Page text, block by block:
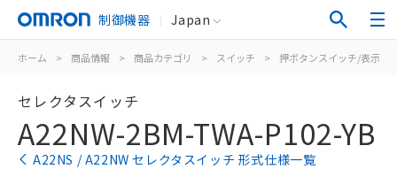
制御機器 Japan
ホーム > 商品情報 > 商品カテゴリ > スイッチ > 押ボタンスイッチ/表示灯
セレクタスイッチ
A22NW-2BM-TWA-P102-YB
A22NS / A22NW セレクタスイッチ 形式仕様一覧